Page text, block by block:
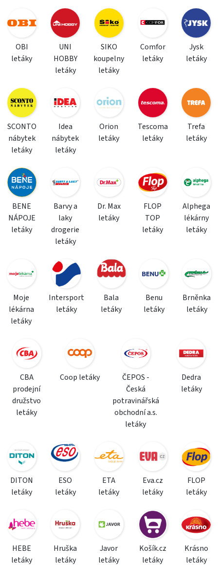
OBI
letáky
UNI
HOBBY
letáky
SIKO
koupelny
letáky
Comfor
letáky
Jysk
letáky
SCONTO
nábytek
letáky
Idea
nábytek
letáky
Orion
letáky
Tescoma
letáky
Trefa
letáky
BENE
NÁPOJE
letáky
Barvy a
laky
drogerie
letáky
Dr. Max
letáky
FLOP
TOP
letáky
Alphega
lékárny
letáky
Moje
lékárna
letáky
Intersport
letáky
Bala
letáky
Benu
letáky
Brněnka
letáky
CBA
prodejní
družstvo
letáky
Coop letáky
ČEPOS -
Česká
potravinářská
obchodní a.s.
letáky
Dedra
letáky
DITON
letáky
ESO
letáky
ETA
letáky
Eva.cz
letáky
FLOP
letáky
HEBE
letáky
Hruška
letáky
Javor
letáky
Košík.cz
letáky
Krásno
letáky